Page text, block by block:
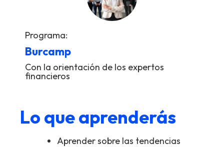
Programa:
Burcamp
Con la orientación de los expertos
financieros
Lo que aprenderás
Aprender sobre las tendencias